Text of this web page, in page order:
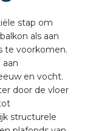
stap om
als aan
te voorkomen.
en vocht.
door de vloer
structurele